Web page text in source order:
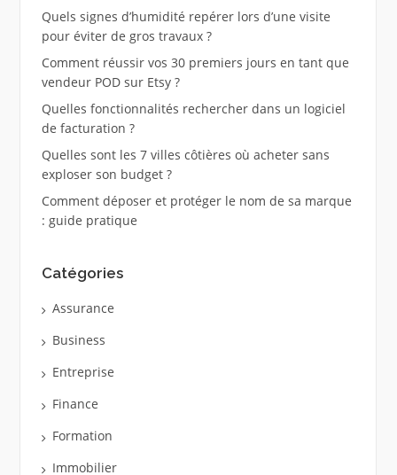
Quels signes d’humidité repérer lors d’une visite
pour éviter de gros travaux ?
Comment réussir vos 30 premiers jours en tant que
vendeur POD sur Etsy ?
Quelles fonctionnalités rechercher dans un logiciel
de facturation ?
Quelles sont les 7 villes côtières où acheter sans
exploser son budget ?
Comment déposer et protéger le nom de sa marque
: guide pratique
Catégories
Assurance
Business
Entreprise
Finance
Formation
Immobilier